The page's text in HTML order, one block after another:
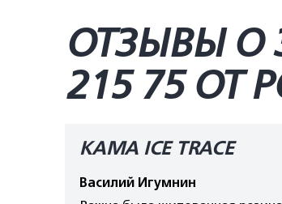
ОТЗЫВЫ О
215 75 ОТ
КАМА ICE TRACE
Василий Игумнин